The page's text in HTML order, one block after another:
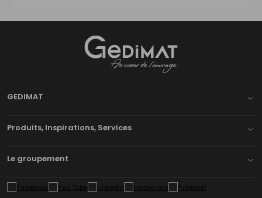
GEDIMAT
Produits, Inspirations, Services
Le groupement